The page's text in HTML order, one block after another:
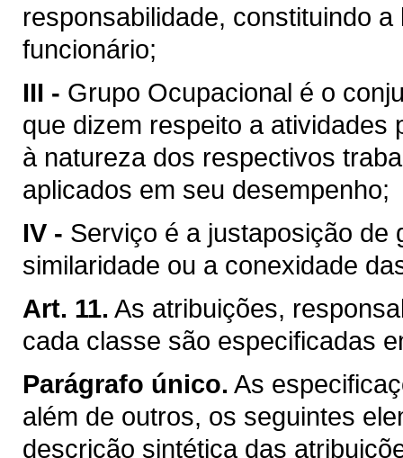
responsabilidade, constituindo
funcionário;
III - Grupo Ocupacional é o
que dizem respeito a atividades
à natureza dos respectivos
aplicados em seu desempenho;
IV - Serviço é a justaposição de
similaridade ou a conexidade
Art. 11. As atribuições,
cada classe são especificadas
Parágrafo único. As
além de outros, os seguintes
descrição sintética das